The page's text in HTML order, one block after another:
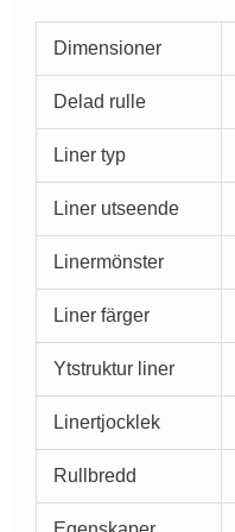
Dimensioner
Delad rulle
Liner typ
Liner utseende
Linermönster
Liner färger
Ytstruktur liner
Linertjocklek
Rullbredd